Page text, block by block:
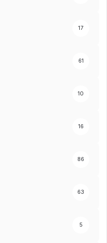
17
61
10
16
86
63
5